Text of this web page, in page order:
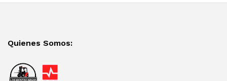
Quienes Somos: